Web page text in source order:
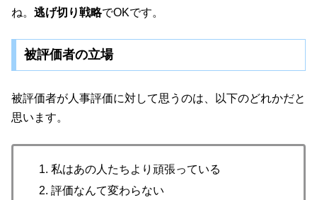
ね。 逃げ切り戦略でOKです。
被評価者の立場
被評価者が人事評価に対して思うのは、以下のどれかだと
思います。
私はあの人たちより頑張っている
評価なんて変わらない